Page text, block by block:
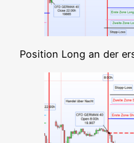
Posi­ti­on Long an der